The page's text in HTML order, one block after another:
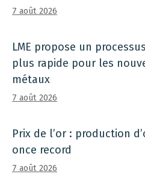
7 août 2026
LME propose un
plus rapide pour les
métaux
7 août 2026
Prix ​​de l’or : production
once record
7 août 2026